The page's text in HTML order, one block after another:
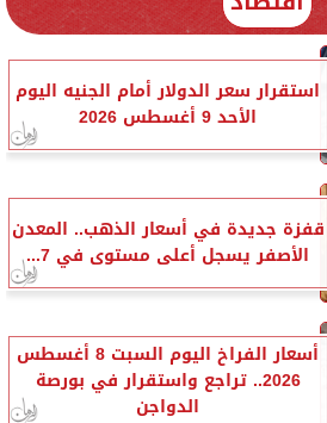
استقرار سعر الدولار أمام الجنيه اليوم
الأحد 9 أغسطس 2026
قفزة جديدة في أسعار الذهب.. المعدن
الأصفر يسجل أعلى مستوى في 7...
أسعار الفراخ اليوم السبت 8 أغسطس
2026.. تراجع واستقرار في بورصة
الدواجن